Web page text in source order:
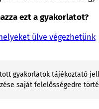
ezt a gyakorlatot?
ülve végezhetünk
gyakorlatok tájékoztató
saját felelősségedre